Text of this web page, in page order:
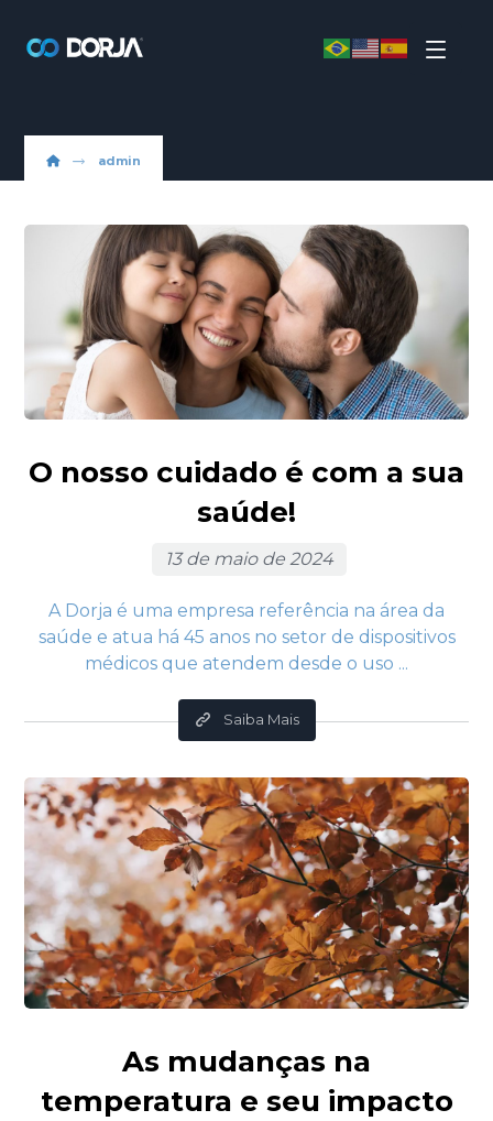
admin
O nosso cuidado é com a sua
saúde!
13 de maio de 2024
A Dorja é uma empresa referência na área da
saúde e atua há 45 anos no setor de dispositivos
médicos que atendem desde o uso ...
Saiba Mais
As mudanças na
temperatura e seu impacto